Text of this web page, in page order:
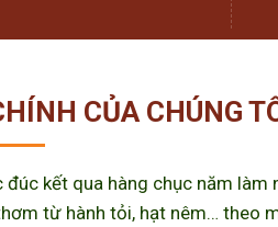
CỦA CHÚNG
kết qua hàng chục năm
từ hành tỏi, hạt nêm… theo